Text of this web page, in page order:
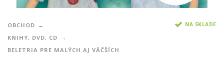
OBCHOD
KNIHY, DVD, CD
BELETRIA PRE MALÝCH AJ VÄČŠÍCH
NA SKLADE